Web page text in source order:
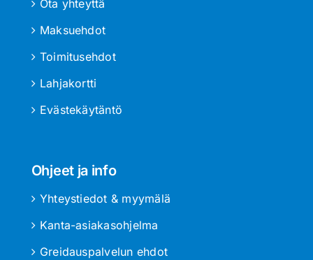
Ota yhteyttä
Maksuehdot
Toimitusehdot
Lahjakortti
Evästekäytäntö
Ohjeet ja info
Yhteystiedot & myymälä
Kanta-asiakasohjelma
Greidauspalvelun ehdot